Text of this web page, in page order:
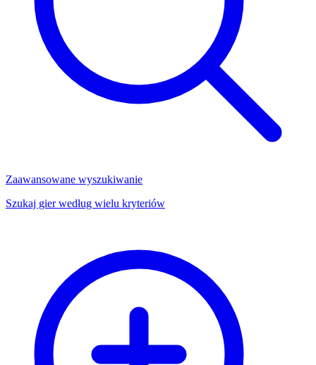
Zaawansowane wyszukiwanie
Szukaj gier według wielu kryteriów